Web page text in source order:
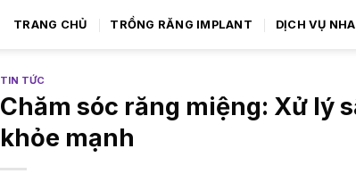
TRANG CHỦ TRỒNG RĂNG IMPLANT DỊCH VỤ
TIN TỨC
Chăm sóc răng miệng: Xử lý
khỏe mạnh